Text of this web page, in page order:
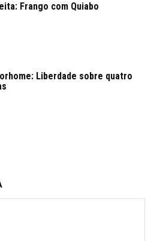
Frango com Quiabo
Liberdade sobre quatro